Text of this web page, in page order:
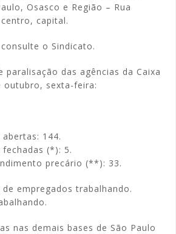
Osasco e Região – Rua
capital.
o Sindicato.
paralisação das agências da Caixa
outubro, sexta-feira:
144.
fechadas (*): 5.
precário (**): 33.
empregados trabalhando.
nas demais bases de São Paulo